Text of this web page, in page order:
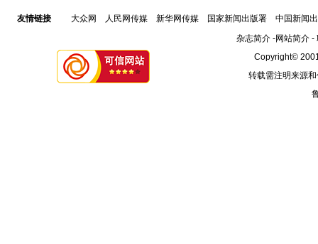
友情链接 大众网 人民网传媒 新华网传媒 国家新闻出版署
中国新闻
杂志简介-网站简介-
Copyright©
转载需注明来源